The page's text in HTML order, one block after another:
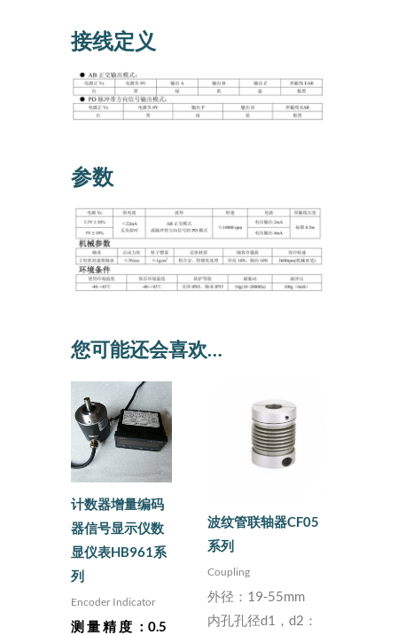
接线定义
参数
您可能还会喜欢…
计数器增量编码
器信号显示仪数
显仪表HB961系
列
Encoder Indicator
测 量 精 度 ：0.5
波纹管联轴器CF05
系列
Coupling
外径：19-55mm
内孔孔径d1，d2：